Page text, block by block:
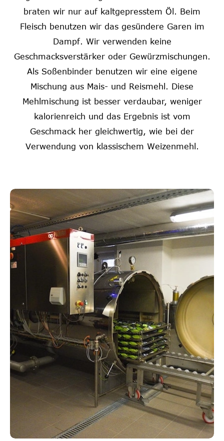
braten wir nur auf kaltgepresstem Öl. Beim
Fleisch benutzen wir das gesündere Garen im
Dampf. Wir verwenden keine
Geschmacksverstärker oder Gewürzmischungen.
Als Soßenbinder benutzen wir eine eigene
Mischung aus Mais- und Reismehl. Diese
Mehlmischung ist besser verdaubar, weniger
kalorienreich und das Ergebnis ist vom
Geschmack her gleichwertig, wie bei der
Verwendung von klassischem Weizenmehl.